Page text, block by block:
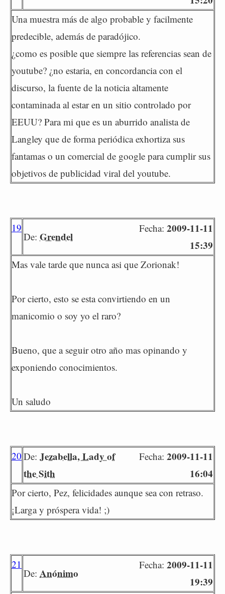
Una muestra más de algo probable y facilmente
predecible, además de paradójico.
¿como es posible que siempre las referencias sean de
youtube? ¿no estaria, en concordancia con el
discurso, la fuente de la noticia altamente
contaminada al estar en un sitio controlado por
EEUU? Para mi que es un aburrido analista de
Langley que de forma periódica exhortiza sus
fantamas o un comercial de google para cumplir sus
objetivos de publicidad viral del youtube.
19
De: Grendel
Fecha: 2009-11-11
15:39
Mas vale tarde que nunca asi que Zorionak!
Por cierto, esto se esta convirtiendo en un
manicomio o soy yo el raro?
Bueno, que a seguir otro año mas opinando y
exponiendo conocimientos.
Un saludo
20 De: Jezabella, Lady of
the Sith
Fecha: 2009-11-11
16:04
Por cierto, Pez, felicidades aunque sea con retraso.
¡Larga y próspera vida! ;)
21
De: Anónimo
Fecha: 2009-11-11
19:39